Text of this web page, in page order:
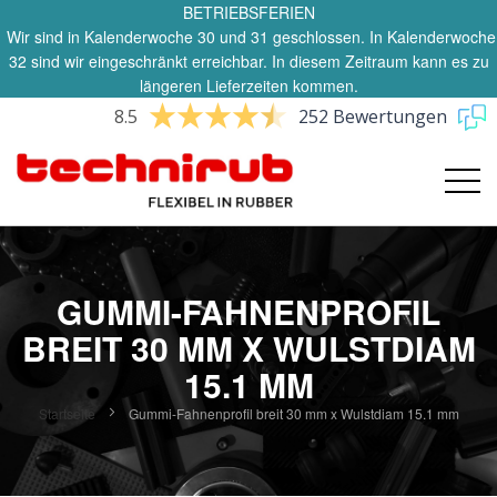
BETRIEBSFERIEN
Wir sind in Kalenderwoche 30 und 31 geschlossen. In Kalenderwoche
32 sind wir eingeschränkt erreichbar. In diesem Zeitraum kann es zu
längeren Lieferzeiten kommen.
8.5 252 Bewertungen
GUMMI-FAHNENPROFIL
BREIT 30 MM X WULSTDIAM
15.1 MM
Startseite Gummi-Fahnenprofil breit 30 mm x Wulstdiam 15.1 mm